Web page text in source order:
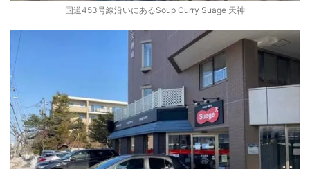
国道453号線沿いにあるSoup Curry Suage 天神